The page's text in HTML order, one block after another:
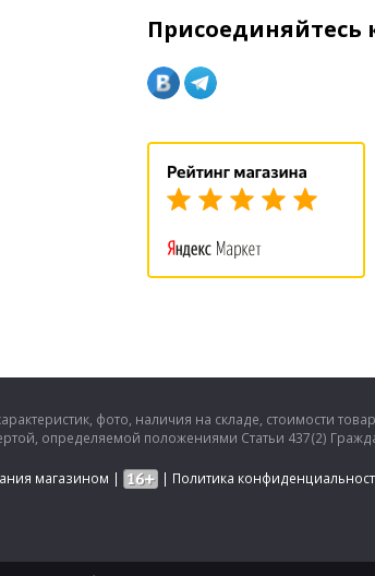
Присоединяйтесь
фото, наличия на складе, стоимости
определяемой положениями Статьи 437(2)
магазином | | Политика